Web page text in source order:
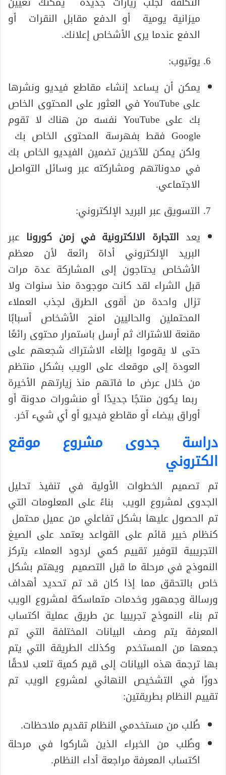
ميزانية يومية أو الدفع مقابل النقرات أو
الدفع عندما يرى الأشخاص إعلانك.
يوتيوب:
يمكن أن يساعد إنشاء مقاطع فيديو ونشرها
على YouTube في العثور على المحتوى الخاص
بك على YouTube نفسه من هناك لا تقوم
Google فقط بفهرسة المحتوى الخاص بك
ولكن يمكن للآخرين تضمين الفيديو الخاص بك
في مدوناتهم ومشاركته عبر وسائل التواصل
الاجتماعي.
التسويق عبر البريد الإلكتروني:
يعد التجارة الالكترونية في زمن كورونا عبر
البريد الإلكتروني أداة رائعة لأن معظم
الأشخاص يحتاجون إلى المشاركة عدة مرات
قبل الشراء لقد كانت موجودة منذ سنوات ولا
تزال واحدة من أقوى الطرق لجذب العملاء
المحتملين والحاليين امنح الأشخاص أسبابًا
مقنعة للاشتراك ثم أرسل باستمرار محتوى رائعًا
حتى لا يقوموا بإلغاء الاشتراك شجعهم على
العودة إلى موقعك على الويب بشكل منتظم
من خلال عرض ما فاتهم منذ زيارتهم الأخيرة
ربما يكون منتجًا جديدًا أو منشورات مدونة أو
أوراق بيضاء أو مقاطع فيديو أو أي شيء آخر.
دراسة جدوى مشروع موقع
الكتروني
تم تصميم الخطوات الأولية في تنفيذ تحليل
الجدوى لمشروع الويب بناءً على المعلومات التي
تم الحصول عليها بشكل تفاعلي من عميل محتمل
كنظام خبير قائم على القواعد يعتمد على الصيغ
التجريبية لتوفير تقييم كمي لردود العملاء يتركز
النموذج في مرحلة ما قبل التصميم ويهتم بشكل
خاص بالتحقق مما إذا كان قد تم تحديد أهداف
ورسالة وجمهور وخدمات متماسكة لمشروع الويب
تم بناء النموذج تجريبيا عن طريق عملية اكتساب
المعرفة يتم وصف البيانات المختلفة التي تم
جمعها من المستخدم وكذلك الطريقة التي يتم
بها ترجمة هذه البيانات إلى قيم كمية تلعب لاحقًا
دورًا في التشخيص النهائي لمشروع الويب تم
تقييم النظام بطريقتين:
طُلب من مستخدمي النظام تقديم ملاحظات.
وطُلب من الخبراء الذين شاركوا في مرحلة
اكتساب المعرفة مراجعة أداء النظام.